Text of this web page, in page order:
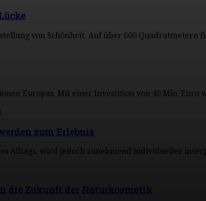
von Schönheit. Auf über 600 Quadratmetern
Europas. Mit einer Investition von 40 Mio. Euro
zum Erlebnis
Alltags, wird jedoch zunehmend individueller
die Zukunft der Naturkosmetik